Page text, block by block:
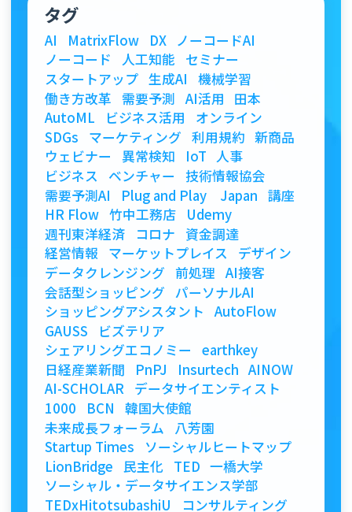
タグ
AI MatrixFlow DX
ノーコードAI
ノーコード
人工知能
セミナー
スタートアップ 生成AI
機械学習
働き方改革
需要予測 AI活用
田本
AutoML
ビジネス活用
オンライン
SDGs
マーケティング 利用規約 新商品
ウェビナー
異常検知 IoT 人事
ビジネス
ベンチャー
技術情報協会
需要予測AI
Plug and Play Japan 講座
HR Flow 竹中工務店
Udemy
週刊東洋経済
コロナ
資金調達
経営情報 マーケットプレイス
デザイン
データクレンジング 前処理 AI接客
会話型ショッピング
パーソナルAI
ショッピングアシスタント
AutoFlow
GAUSS
ビズテリア
シェアリングエコノミー
earthkey
日経産業新聞
PnPJ Insurtech AINOW
AI-SCHOLAR データサイエンティスト
1000
BCN
韓国大使館
未来成長フォーラム
八芳園
Startup Times
ソーシャルヒートマップ
LionBridge 民主化 TED 一橋大学
ソーシャル・データサイエンス学部
TEDxHitotsubashiU
コンサルティング